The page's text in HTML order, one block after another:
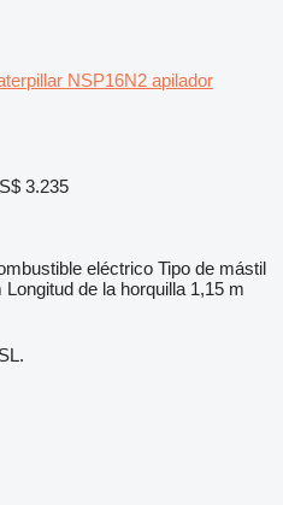
NSP16N2 apilador
3.235
eléctrico Tipo de mástil
Longitud de la horquilla 1,15 m